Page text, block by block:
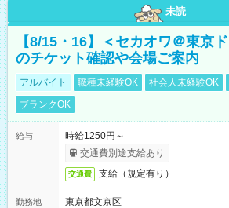
未読
【8/15・16】＜セカオワ＠東京
のチケット確認や会場ご案内
アルバイト 職種未経験OK 社会人未経験OK
ブランクOK
給与
時給1250円～
交通費別途支給あり
交通費 支給（規定有り）
勤務地
東京都文京区